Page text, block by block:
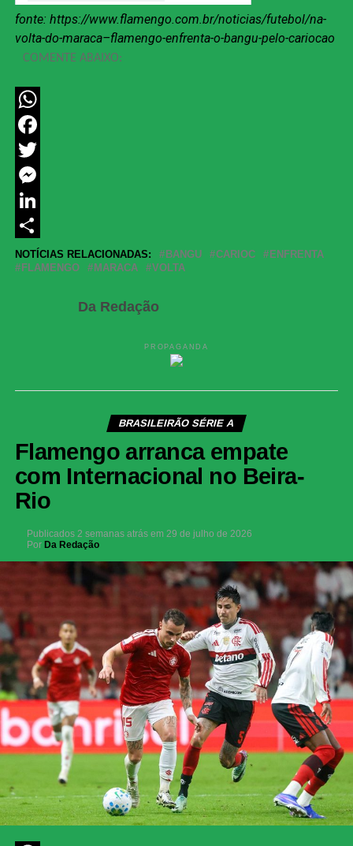
fonte: https://www.flamengo.com.br/noticias/futebol/na-
volta-do-maraca–flamengo-enfrenta-o-bangu-pelo-cariocao
COMENTE ABAIXO:
WhatsApp
Facebook
Twitter
Messenger
LinkedIn
Share
NOTÍCIAS RELACIONADAS: BANGU CARIOC
ENFRENTA
FLAMENGO
MARACA VOLTA
Da Redação
PROPAGANDA
BRASILEIRÃO SÉRIE A
Flamengo arranca empate
com Internacional no Beira-
Rio
Publicados 2 semanas atrás em 29 de julho de 2026
Por Da Redação